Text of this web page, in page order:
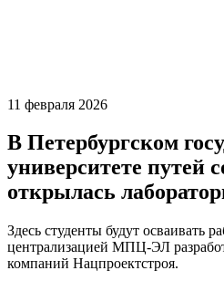
11 февраля 2026
В Петербургском
университете путей
открылась
Здесь студенты будут осваивать
централизацией МПЦ-ЭЛ
компаний Нацпроектстроя.